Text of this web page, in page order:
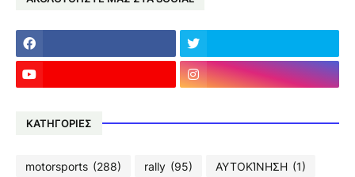
ΚΑΤΗΓΟΡΙΕΣ
motorsports (288) rally (95) ΑΥΤΟΚΊΝΗΣΗ (1)